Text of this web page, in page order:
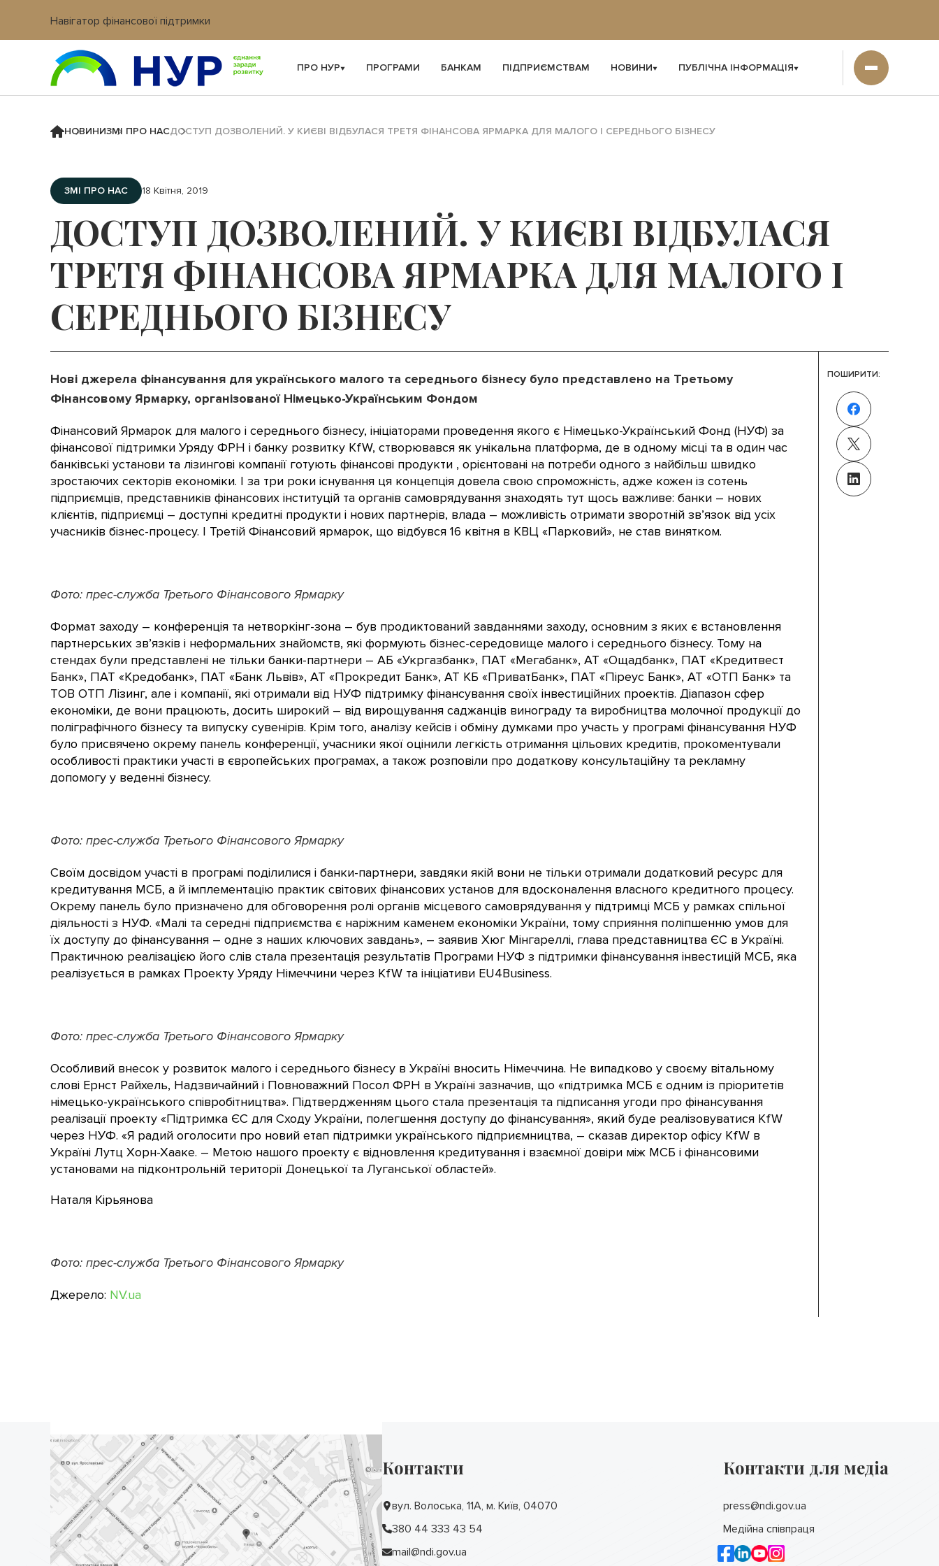
Навігатор фінансової підтримки
Вхід в кабінет IT платформи
ПРО НУР ПРОГРАМИ БАНКАМ ПІДПРИЄМСТВАМ НОВИНИ ПУБЛІЧНА ІНФОРМАЦІЯ
НОВИНИЗМІ ПРО НАСДОСТУП ДОЗВОЛЕНИЙ. У КИЄВІ ВІДБУЛАСЯ ТРЕТЯ ФІНАНСОВА ЯРМАРКА ДЛЯ МАЛОГО І СЕРЕДНЬОГО БІЗНЕСУ
ЗМІ ПРО НАС 18 Квітня, 2019
ДОСТУП ДОЗВОЛЕНИЙ. У КИЄВІ ВІДБУЛАСЯ
ТРЕТЯ ФІНАНСОВА ЯРМАРКА ДЛЯ МАЛОГО І
СЕРЕДНЬОГО БІЗНЕСУ
Нові джерела фінансування для українського малого та середнього бізнесу було представлено на Третьому
Фінансовому Ярмарку, організованої Німецько-Українським Фондом
Фінансовий Ярмарок для малого і середнього бізнесу, ініціаторами проведення якого є Німецько-Український Фонд (НУФ) за
фінансової підтримки Уряду ФРН і банку розвитку KfW, створювався як унікальна платформа, де в одному місці та в один час
банківські установи та лізингові компанії готують фінансові продукти , орієнтовані на потреби одного з найбільш швидко
зростаючих секторів економіки. І за три роки існування ця концепція довела свою спроможність, адже кожен із сотень
підприємців, представників фінансових інституцій та органів самоврядування знаходять тут щось важливе: банки – нових
клієнтів, підприємці – доступні кредитні продукти і нових партнерів, влада – можливість отримати зворотній зв’язок від усіх
учасників бізнес-процесу. І Третій Фінансовий ярмарок, що відбувся 16 квітня в КВЦ «Парковий», не став винятком.
Фото: прес-служба Третього Фінансового Ярмарку
Формат заходу – конференція та нетворкінг-зона – був продиктований завданнями заходу, основним з яких є встановлення
партнерських зв’язків і неформальних знайомств, які формують бізнес-середовище малого і середнього бізнесу. Тому на
стендах були представлені не тільки банки-партнери – АБ «Укргазбанк», ПАТ «Мегабанк», АТ «Ощадбанк», ПАТ «Кредитвест
Банк», ПАТ «Кредобанк», ПАТ «Банк Львів», АТ «Прокредит Банк», АТ КБ «ПриватБанк», ПАТ «Піреус Банк», АТ «ОТП Банк» та
ТОВ ОТП Лізинг, але і компанії, які отримали від НУФ підтримку фінансування своїх інвестиційних проектів. Діапазон сфер
економіки, де вони працюють, досить широкий – від вирощування саджанців винограду та виробництва молочної продукції до
поліграфічного бізнесу та випуску сувенірів. Крім того, аналізу кейсів і обміну думками про участь у програмі фінансування НУФ
було присвячено окрему панель конференції, учасники якої оцінили легкість отримання цільових кредитів, прокоментували
особливості практики участі в європейських програмах, а також розповіли про додаткову консультаційну та рекламну
допомогу у веденні бізнесу.
Фото: прес-служба Третього Фінансового Ярмарку
Своїм досвідом участі в програмі поділилися і банки-партнери, завдяки якій вони не тільки отримали додатковий ресурс для
кредитування МСБ, а й імплементацію практик світових фінансових установ для вдосконалення власного кредитного процесу.
Окрему панель було призначено для обговорення ролі органів місцевого самоврядування у підтримці МСБ у рамках спільної
діяльності з НУФ. «Малі та середні підприємства є наріжним каменем економіки України, тому сприяння поліпшенню умов для
їх доступу до фінансування – одне з наших ключових завдань», – заявив Хюг Мінгареллі, глава представництва ЄС в Україні.
Практичною реалізацією його слів стала презентація результатів Програми НУФ з підтримки фінансування інвестицій МСБ, яка
реалізується в рамках Проекту Уряду Німеччини через KfW та ініціативи EU4Business.
Фото: прес-служба Третього Фінансового Ярмарку
Особливий внесок у розвиток малого і середнього бізнесу в Україні вносить Німеччина. Не випадково у своєму вітальному
слові Ернст Райхель, Надзвичайний і Повноважний Посол ФРН в Україні зазначив, що «підтримка МСБ є одним із пріоритетів
німецько-українського співробітництва». Підтвердженням цього стала презентація та підписання угоди про фінансування
реалізації проекту «Підтримка ЄС для Сходу України, полегшення доступу до фінансування», який буде реалізовуватися KfW
через НУФ. «Я радий оголосити про новий етап підтримки українського підприємництва, – сказав директор офісу KfW в
Україні Лутц Хорн-Хааке. – Метою нашого проекту є відновлення кредитування і взаємної довіри між МСБ і фінансовими
установами на підконтрольній території Донецької та Луганської областей».
Наталя Кірьянова
Фото: прес-служба Третього Фінансового Ярмарку
Джерело: NV.ua
ПОШИРИТИ:
Контакти
вул. Волоська, 11А, м. Київ, 04070
380 44 333 43 54
mail@ndi.gov.ua
Контакти для медіа
press@ndi.gov.ua
Медійна співпраця